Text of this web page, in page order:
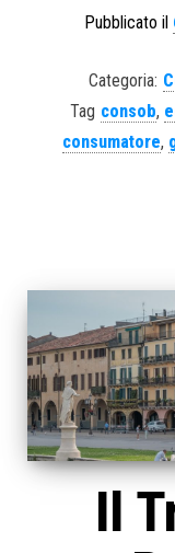
Pubblicato il
Categoria:
Tag consob,
consumatore,
Il